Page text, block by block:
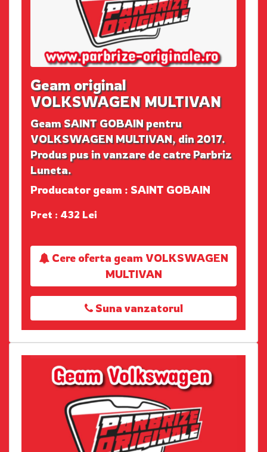
Geam original
VOLKSWAGEN MULTIVAN
Geam SAINT GOBAIN pentru
VOLKSWAGEN MULTIVAN, din 2017.
Produs pus in vanzare de catre Parbriz
Luneta.
Producator geam : SAINT GOBAIN
Pret : 432 Lei
Cere oferta geam VOLKSWAGEN
MULTIVAN
Suna vanzatorul